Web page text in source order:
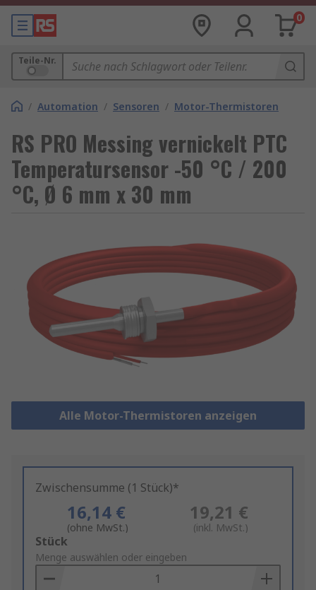
0
Teile-Nr.
/ Automation / Sensoren / Motor-Thermistoren
RS PRO Messing vernickelt PTC
Temperatursensor -50 °C / 200
°C, Ø 6 mm x 30 mm
Alle Motor-Thermistoren anzeigen
Zwischensumme (1 Stück)*
16,14 €
(ohne MwSt.)
19,21 €
(inkl. MwSt.)
Add
to
Basket
Stück
Menge auswählen oder eingeben